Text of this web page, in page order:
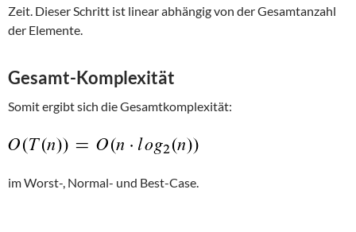
Zeit. Dieser Schritt ist linear abhängig von der Gesamtanzahl
der Elemente.
Gesamt-Komplexität
Somit ergibt sich die Gesamtkomplexität:
im Worst-, Normal- und Best-Case.